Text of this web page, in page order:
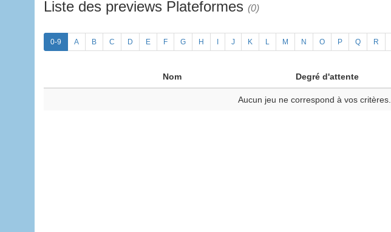
Liste des previews Plateformes (0)
0-9 A B C D E F G H J K L M N O P Q R
Nom Degré d'attente
Aucun jeu ne correspond à vos critères.